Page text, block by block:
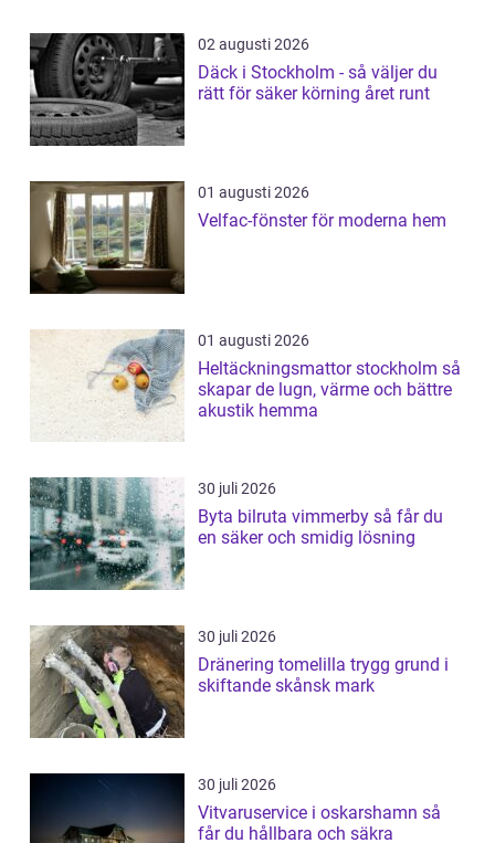
02 augusti 2026
Däck i Stockholm - så väljer du
rätt för säker körning året runt
01 augusti 2026
Velfac-fönster för moderna hem
01 augusti 2026
Heltäckningsmattor stockholm så
skapar de lugn, värme och bättre
akustik hemma
30 juli 2026
Byta bilruta vimmerby så får du
en säker och smidig lösning
30 juli 2026
Dränering tomelilla trygg grund i
skiftande skånsk mark
30 juli 2026
Vitvaruservice i oskarshamn så
får du hållbara och säkra